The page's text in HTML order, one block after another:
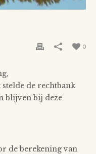
0
de rechtbank
blijven bij deze
de berekening van